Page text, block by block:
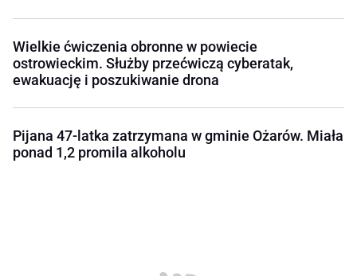
Wielkie ćwiczenia obronne w powiecie
ostrowieckim. Służby przećwiczą cyberatak,
ewakuację i poszukiwanie drona
Pijana 47-latka zatrzymana w gminie Ożarów. Miała
ponad 1,2 promila alkoholu